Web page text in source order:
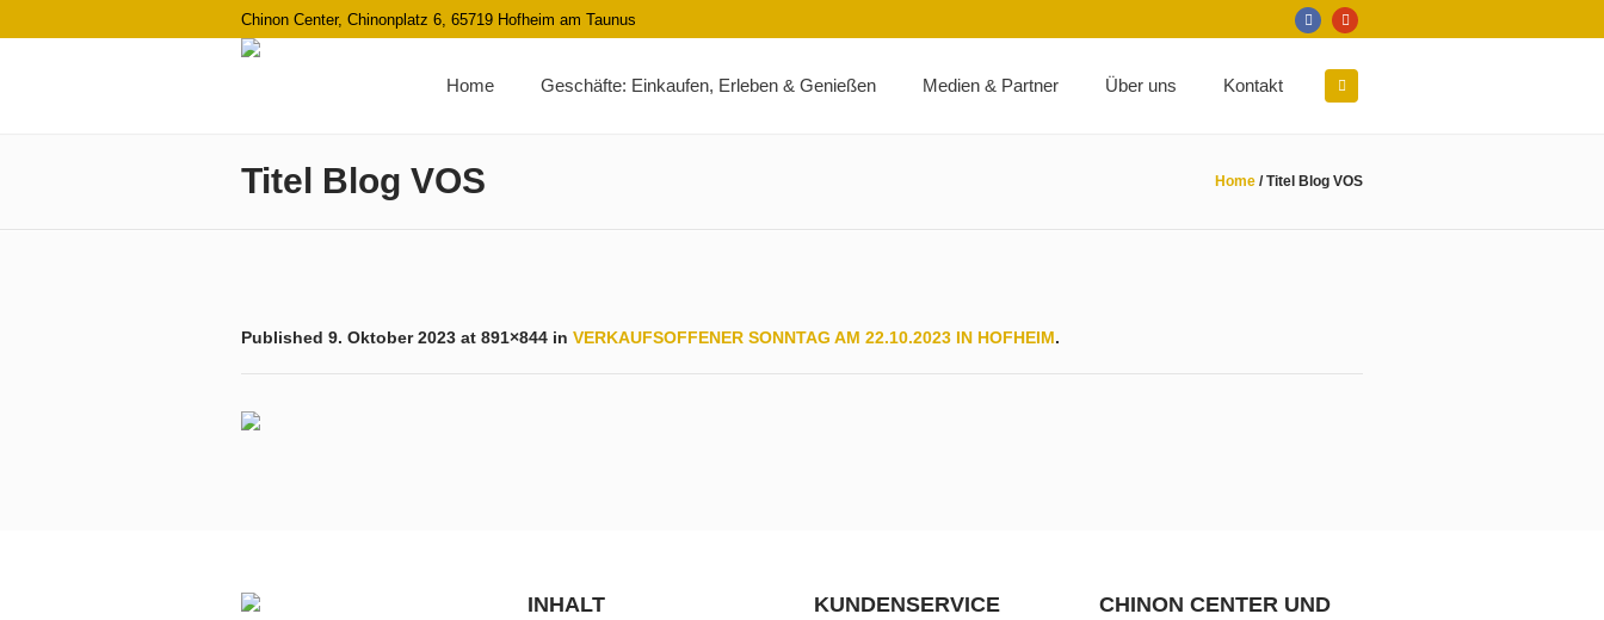
Chinon Center, Chinonplatz 6, 65719 Hofheim am Taunus
Home Geschäfte: Einkaufen, Erleben & Genießen Medien & Partner Über uns Kontakt
Titel Blog VOS Home /Titel Blog VOS
Published 9. Oktober 2023 at 891×844 in VERKAUFSOFFENER SONNTAG AM 22.10.2023 IN HOFHEIM.
INHALT KUNDENSERVICE
CHINON CENTER UND